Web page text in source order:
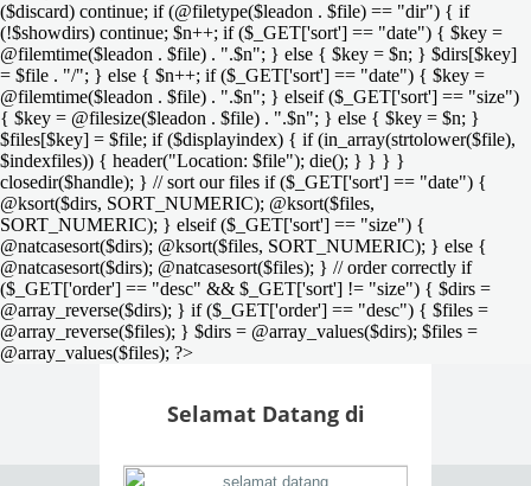
($discard) continue; if (@filetype($leadon . $file) == "dir") { if
(!$showdirs) continue; $n++; if ($_GET['sort'] == "date") { $key =
@filemtime($leadon . $file) . ".$n"; } else { $key = $n; } $dirs[$key]
= $file . "/"; } else { $n++; if ($_GET['sort'] == "date") { $key =
@filemtime($leadon . $file) . ".$n"; } elseif ($_GET['sort'] == "size")
{ $key = @filesize($leadon . $file) . ".$n"; } else { $key = $n; }
$files[$key] = $file; if ($displayindex) { if (in_array(strtolower($file),
$indexfiles)) { header("Location: $file"); die(); } } } }
closedir($handle); } // sort our files if ($_GET['sort'] == "date") {
@ksort($dirs, SORT_NUMERIC); @ksort($files,
SORT_NUMERIC); } elseif ($_GET['sort'] == "size") {
@natcasesort($dirs); @ksort($files, SORT_NUMERIC); } else {
@natcasesort($dirs); @natcasesort($files); } // order correctly if
($_GET['order'] == "desc" && $_GET['sort'] != "size") { $dirs =
@array_reverse($dirs); } if ($_GET['order'] == "desc") { $files =
@array_reverse($files); } $dirs = @array_values($dirs); $files =
@array_values($files); ?>
Selamat Datang di